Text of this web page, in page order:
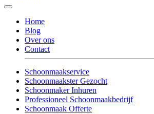
Home
Blog
Over ons
Contact
Schoonmaakservice
Schoonmaakster Gezocht
Schoonmaker Inhuren
Professioneel Schoonmaakbedrijf
Schoonmaak Offerte